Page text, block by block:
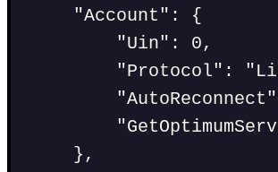
"Account" :
{
"Uin" : 0,
"Protocol" : "
"AutoReconnect"
"
},